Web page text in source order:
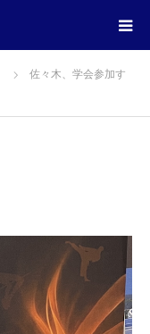
佐々木、学会参加す